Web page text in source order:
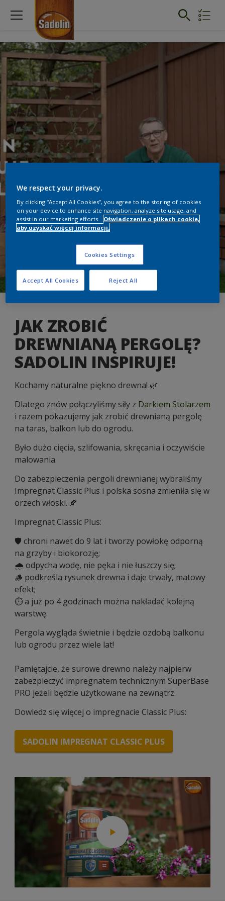
JAK ZROBIĆ
DREWNIANĄ PERGOLĘ?
SADOLIN INSPIRUJE!
Kochamy naturalne piękno drewna! 🌿 ​
Dlatego znów połączyliśmy siły z Darkiem Stolarzem
i razem pokazujemy jak zrobić drewnianą pergolę
na taras, balkon lub do ogrodu.
Było dużo cięcia, szlifowania, skręcania i oczywiście
malowania. ​
Do zabezpieczenia pergoli drewnianej wybraliśmy
Impregnat Classic Plus i polska sosna zmieniła się w
orzech włoski. 🍂 ​
Impregnat Classic Plus​:
🛡 chroni nawet do 9 lat i tworzy powłokę odporną
na grzyby i biokorozję; ​
🌧 odpycha wodę, nie pęka i nie łuszczy się; ​
🪵 podkreśla rysunek drewna i daje trwały, matowy
efekt; ​
⏱️ a już po 4 godzinach można nakładać kolejną
warstwę. ​
Pergola wygląda świetnie i będzie ozdobą balkonu
lub ogrodu przez wiele lat!​
Pamiętajcie, że surowe drewno należy najpierw
zabezpieczyć impregnatem technicznym SuperBase
PRO jeżeli będzie użytkowane na zewnątrz.
Dowiedz się więcej o impregnacie Classic Plus:
SADOLIN IMPREGNAT CLASSIC PLUS
We respect your privacy.
By clicking “Accept All Cookies”, you agree to the storing of cookies
on your device to enhance site navigation, analyze site usage, and
assist in our marketing efforts.
Oświadczenie o plikach cookie,
aby uzyskać więcej informacji.
Cookies Settings
Reject All
Accept All Cookies